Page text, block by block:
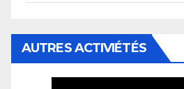
AUTRES ACTIVIÉTÉS